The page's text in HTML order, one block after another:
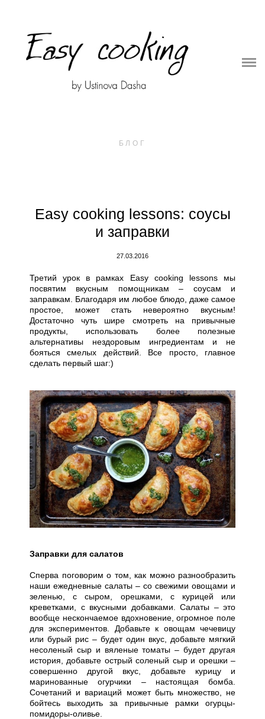
ОНЛАЙН ШКОЛА
СБОРНИКИ РЕЦЕПТОВ
БЛОГ
Easy cooking lessons: соусы
и заправки
27.03.2016
Третий урок в рамках Easy cooking lessons мы
посвятим вкусным помощникам – соусам и
заправкам. Благодаря им любое блюдо, даже самое
простое, может стать невероятно вкусным!
Достаточно чуть шире смотреть на привычные
продукты, использовать более полезные
альтернативы нездоровым ингредиентам и не
бояться смелых действий. Все просто, главное
сделать первый шаг:)
Заправки для салатов
Сперва поговорим о том, как можно разнообразить
наши ежедневные салаты – со свежими овощами и
зеленью, с сыром, орешками, с курицей или
креветками, с вкусными добавками. Салаты – это
вообще нескончаемое вдохновение, огромное поле
для экспериментов. Добавьте к овощам чечевицу
или бурый рис – будет один вкус, добавьте мягкий
несоленый сыр и вяленые томаты – будет другая
история, добавьте острый соленый сыр и орешки –
совершенно другой вкус, добавьте курицу и
маринованные огурчики – настоящая бомба.
Сочетаний и вариаций может быть множество, не
бойтесь выходить за привычные рамки огурцы-
помидоры-оливье.